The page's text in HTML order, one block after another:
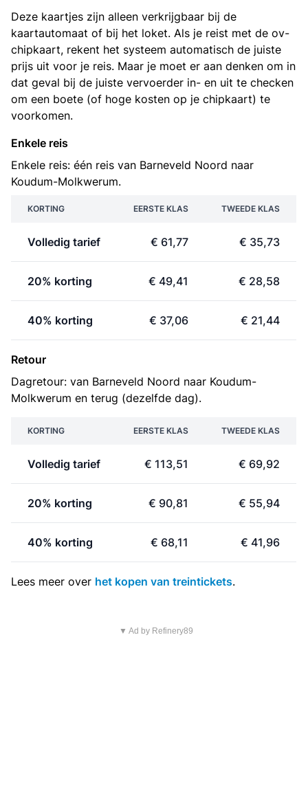
Deze kaartjes zijn alleen verkrijgbaar bij de
kaartautomaat of bij het loket. Als je reist met de ov-
chipkaart, rekent het systeem automatisch de juiste
prijs uit voor je reis. Maar je moet er aan denken om in
dat geval bij de juiste vervoerder in- en uit te checken
om een boete (of hoge kosten op je chipkaart) te
voorkomen.
Enkele reis
Enkele reis: één reis van Barneveld Noord naar
Koudum-Molkwerum.
KORTING EERSTE KLAS TWEEDE KLAS
Volledig tarief € 61,77 € 35,73
20% korting € 49,41 € 28,58
40% korting € 37,06 € 21,44
Retour
Dagretour: van Barneveld Noord naar Koudum-
Molkwerum en terug (dezelfde dag).
KORTING EERSTE KLAS TWEEDE KLAS
Volledig tarief € 113,51 € 69,92
20% korting € 90,81 € 55,94
40% korting € 68,11 € 41,96
Lees meer over het kopen van treintickets.
▼ Ad by Refinery89